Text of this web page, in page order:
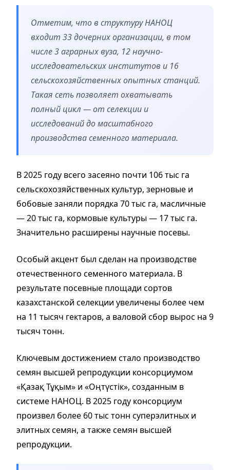
Отметим, что в структуру НАНОЦ
входит 33 дочерних организации, в том
числе 3 аграрных вуза, 12 научно-
исследовательских институтов и 16
сельскохозяйственных опытных станций.
Такая сеть позволяет охватывать
полный цикл — от селекции и
исследований до масштабного
производства семенного материала.
В 2025 году всего засеяно почти 106 тыс га
сельскохозяйственных культур, зерновые и
бобовые заняли порядка 70 тыс га, масличные
— 20 тыс га, кормовые культуры — 17 тыс га.
Значительно расширены научные посевы.
Особый акцент был сделан на производстве
отечественного семенного материала. В
результате посевные площади сортов
казахстанской селекции увеличены более чем
на 11 тысяч гектаров, а валовой сбор вырос на 9
тысяч тонн.
Ключевым достижением стало производство
семян высшей репродукции консорциумом
«Қазақ Тұқым» и «Оңтүстік», созданным в
системе НАНОЦ. В 2025 году консорциум
произвел более 60 тыс тонн суперэлитных и
элитных семян, а также семян высшей
репродукции.